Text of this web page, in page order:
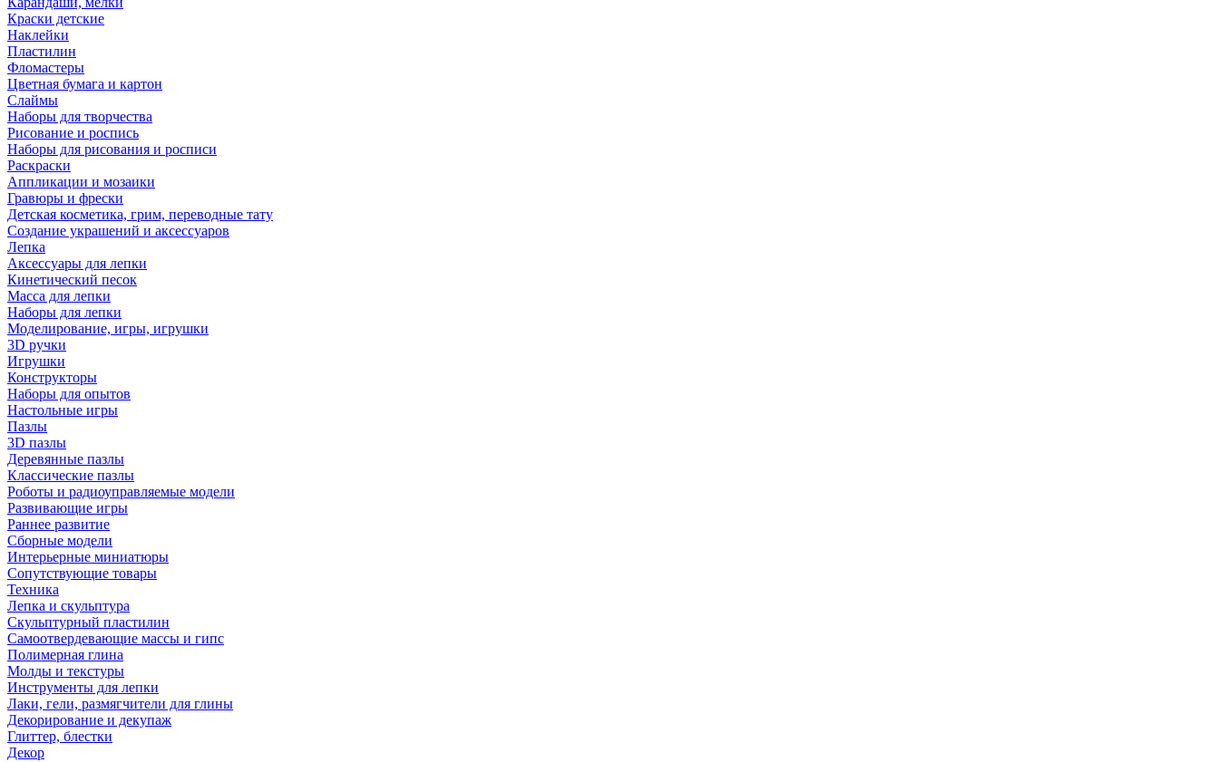
Краски детские
Наклейки
Пластилин
Фломастеры
Цветная бумага и картон
Слаймы
Наборы для творчества
Рисование и роспись
Наборы для рисования и росписи
Раскраски
Аппликации и мозаики
Гравюры и фрески
Детская косметика, грим, переводные тату
Создание украшений и аксессуаров
Лепка
Аксессуары для лепки
Кинетический песок
Масса для лепки
Наборы для лепки
Моделирование, игры, игрушки
3D ручки
Игрушки
Конструкторы
Наборы для опытов
Настольные игры
Пазлы
3D пазлы
Деревянные пазлы
Классические пазлы
Роботы и радиоуправляемые модели
Развивающие игры
Раннее развитие
Сборные модели
Интерьерные миниатюры
Сопутствующие товары
Техника
Лепка и скульптура
Скульптурный пластилин
Самоотвердевающие массы и гипс
Полимерная глина
Молды и текстуры
Инструменты для лепки
Лаки, гели, размягчители для глины
Декорирование и декупаж
Глиттер, блестки
Декор